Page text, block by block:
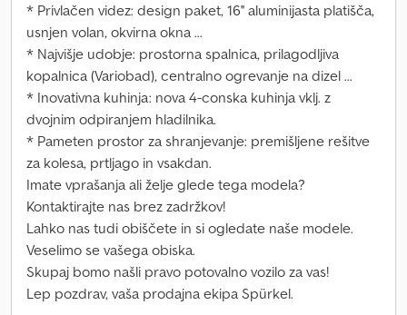
* Privlačen videz: design paket, 16'' aluminijasta platišča,
usnjen volan, okvirna okna ...
* Najvišje udobje: prostorna spalnica, prilagodljiva
kopalnica (Variobad), centralno ogrevanje na dizel ...
* Inovativna kuhinja: nova 4-conska kuhinja vklj. z
dvojnim odpiranjem hladilnika.
* Pameten prostor za shranjevanje: premišljene rešitve
za kolesa, prtljago in vsakdan.
Imate vprašanja ali želje glede tega modela?
Kontaktirajte nas brez zadržkov!
Lahko nas tudi obiščete in si ogledate naše modele.
Veselimo se vašega obiska.
Skupaj bomo našli pravo potovalno vozilo za vas!
Lep pozdrav, vaša prodajna ekipa Spürkel.